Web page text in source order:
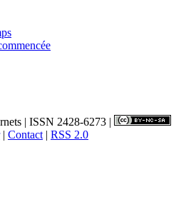
| ISSN 2428-6273 |
| Contact | RSS 2.0